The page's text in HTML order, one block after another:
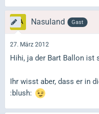
Nasuland Gast
27. März 2012
Hihi, ja der Bart Ballon ist
Ihr wisst aber, dass er in
:blush: